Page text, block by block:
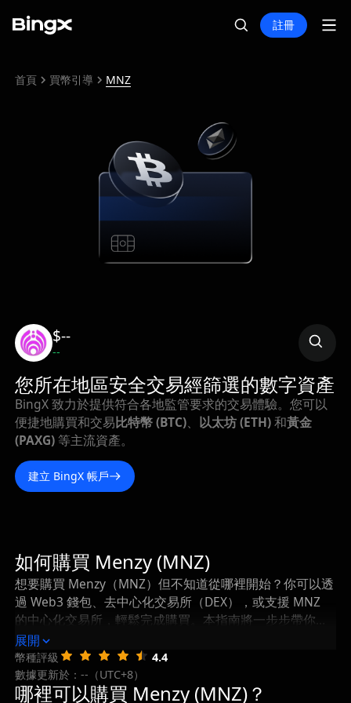
註冊
首頁 買幣引導 MNZ
$--
--
您所在地區安全交易經篩選的數字資產
BingX 致力於提供符合各地監管要求的交易體驗。您可以
便捷地購買和交易比特幣 (BTC)、 以太坊 (ETH)和黃金
(PAXG) 等主流資產。
建立 BingX 帳戶
如何購買 Menzy (MNZ)
想要購買 Menzy（MNZ）但不知道從哪裡開始？你可以透
過 Web3 錢包、去中心化交易所（DEX），或支援 MNZ
的中心化交易所，輕鬆完成購買。本指南將一步步帶你瞭
解如何購買 Menzy，以及在購買後如何安全地儲存和管理
你的 MNZ。
展開
幣種評級
4.4
數據更新於：--（UTC+8）
哪裡可以購買 Menzy (MNZ)？